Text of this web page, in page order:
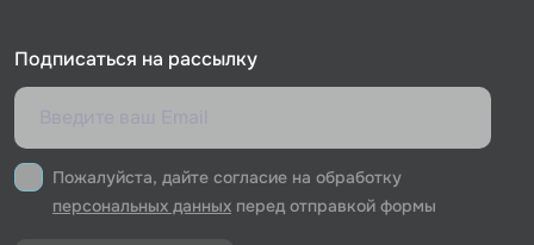
Подписаться на рассылку
Пожалуйста, дайте согласие на обработку
персональных данных перед отправкой формы